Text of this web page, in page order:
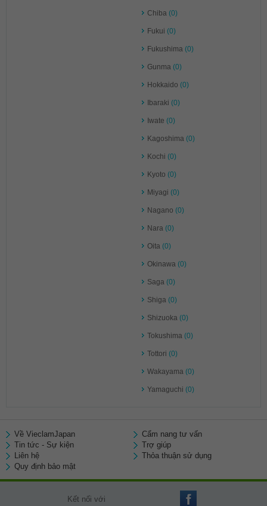
Chiba (0)
Fukui (0)
Fukushima (0)
Gunma (0)
Hokkaido (0)
Ibaraki (0)
Iwate (0)
Kagoshima (0)
Kochi (0)
Kyoto (0)
Miyagi (0)
Nagano (0)
Nara (0)
Oita (0)
Okinawa (0)
Saga (0)
Shiga (0)
Shizuoka (0)
Tokushima (0)
Tottori (0)
Wakayama (0)
Yamaguchi (0)
Về VieclamJapan
Cẩm nang tư vấn
Tin tức - Sự kiện
Trợ giúp
Liên hệ
Thỏa thuận sử dụng
Quy định bảo mật
Kết nối với